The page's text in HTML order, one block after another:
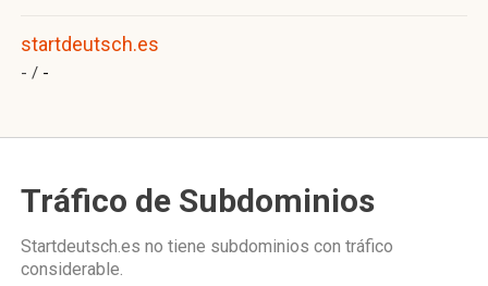
startdeutsch.es
- / -
Tráfico de Subdominios
Startdeutsch.es no tiene subdominios con tráfico
considerable.